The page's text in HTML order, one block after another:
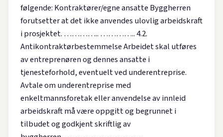
følgende: Kontraktører/egne ansatte Byggherren
forutsetter at det ikke anvendes ulovlig arbeidskraft
i prosjektet. ………….. ………….. 4.2.
Antikontraktørbestemmelse Arbeidet skal utføres
av entreprenøren og dennes ansatte i
tjenesteforhold, eventuelt ved underentreprise.
Avtale om underentreprise med
enkeltmannsforetak eller anvendelse av innleid
arbeidskraft må være oppgitt og begrunnet i
tilbudet og godkjent skriftlig av